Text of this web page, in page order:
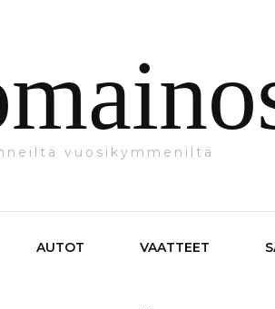
vuosikymmeniltä
AUTOT VAATTEET